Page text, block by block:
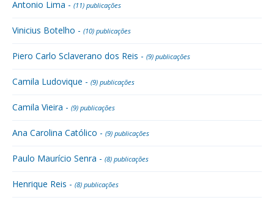
Antonio Lima - (11) publicações
Vinicius Botelho - (10) publicações
Piero Carlo Sclaverano dos Reis - (9) publicações
Camila Ludovique - (9) publicações
Camila Vieira - (9) publicações
Ana Carolina Católico - (9) publicações
Paulo Maurício Senra - (8) publicações
Henrique Reis - (8) publicações